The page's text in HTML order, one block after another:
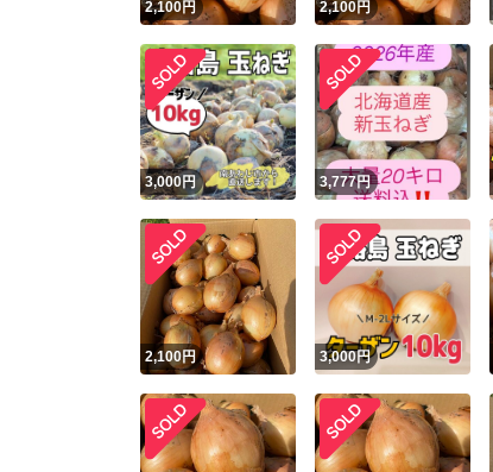
2,100円 2,100円
3,000円 3,777円
2,100円 3,000円